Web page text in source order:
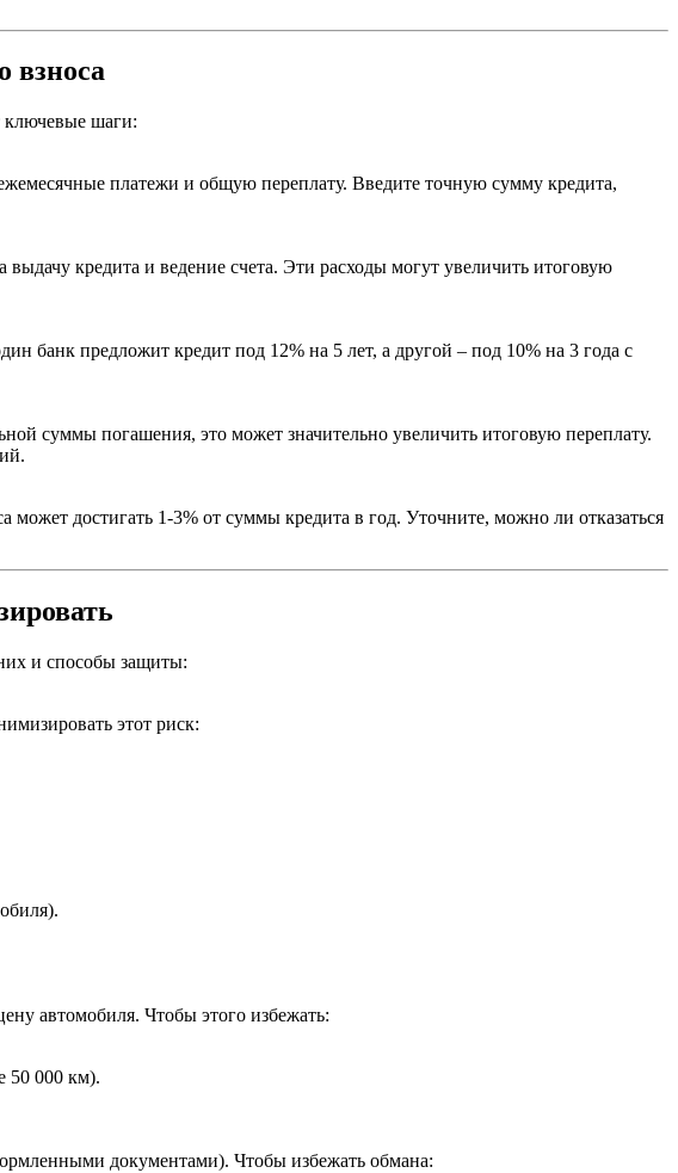
взноса
ключевые шаги:
платежи и общую переплату. Введите точную сумму кредита,
кредита и ведение счета. Эти расходы могут увеличить итоговую
банк предложит кредит под 12% на 5 лет, а другой – под 10% на 3 года с
суммы погашения, это может значительно увеличить итоговую переплату.
может достигать 1-3% от суммы кредита в год. Уточните, можно ли отказаться
и способы защиты:
этот риск:
автомобиля. Чтобы этого избежать:
50 000 км).
документами). Чтобы избежать обмана: